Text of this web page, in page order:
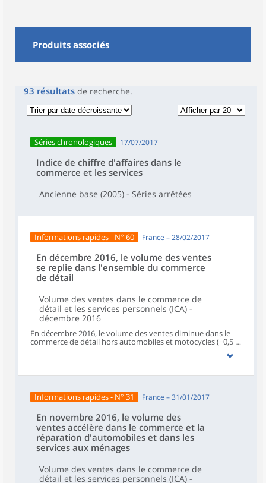
Produits associés
93 résultats de recherche.
Séries chronologiques 17/07/2017
Indice de chiffre d'affaires dans le
commerce et les services
Ancienne base (2005) - Séries arrêtées
Informations rapides - N° 60 France – 28/02/2017
En décembre 2016, le volume des ventes
se replie dans l'ensemble du commerce
de détail
Volume des ventes dans le commerce de
détail et les services personnels (ICA) -
décembre 2016
En décembre 2016, le volume des ventes diminue dans le
commerce de détail hors automobiles et motocycles (−0,5 %
après une stabilité en novembre) et se replie dans le
commerce et réparation d'automobiles et de motocycles
l'hébergement et restauration (+0,3 % après +0,5 %) et se
+1,8 %).
Informations rapides - N° 31 France – 31/01/2017
En novembre 2016, le volume des
ventes accélère dans le commerce et la
réparation d'automobiles et dans les
services aux ménages
Volume des ventes dans le commerce de
détail et les services personnels (ICA) -